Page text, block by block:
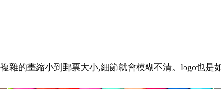
雜的畫縮小到郵票大小,細節就會模糊不清。logo也是